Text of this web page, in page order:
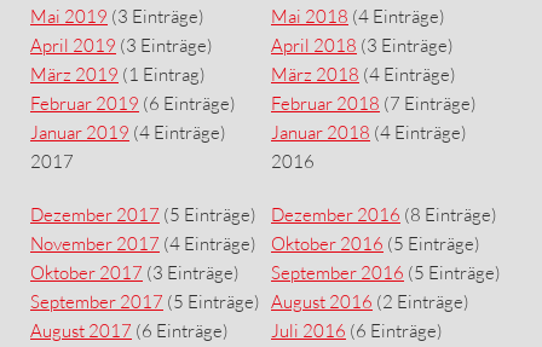
Mai 2019 (3 Einträge)
April 2019 (3 Einträge)
März 2019 (1 Eintrag)
Februar 2019 (6 Einträge)
Januar 2019 (4 Einträge)
Mai 2018 (4 Einträge)
April 2018 (3 Einträge)
März 2018 (4 Einträge)
Februar 2018 (7 Einträge)
Januar 2018 (4 Einträge)
2017
Dezember 2017 (5 Einträge)
November 2017 (4 Einträge)
Oktober 2017 (3 Einträge)
September 2017 (5 Einträge)
August 2017 (6 Einträge)
2016
Dezember 2016 (8 Einträge)
Oktober 2016 (5 Einträge)
September 2016 (5 Einträge)
August 2016 (2 Einträge)
Juli 2016 (6 Einträge)